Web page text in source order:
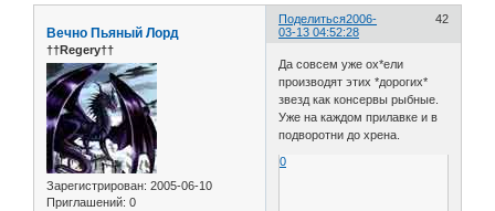
Поделиться 42
2006-
03-13 04:52:28
Вечно Пьяный Лорд
††Regery††
Зарегистрирован: 2005-06-10
Приглашений: 0
Да совсем уже ох*ели
производят этих *дорогих*
звезд как консервы рыбные.
Уже на каждом прилавке и в
подворотни до хрена.
0